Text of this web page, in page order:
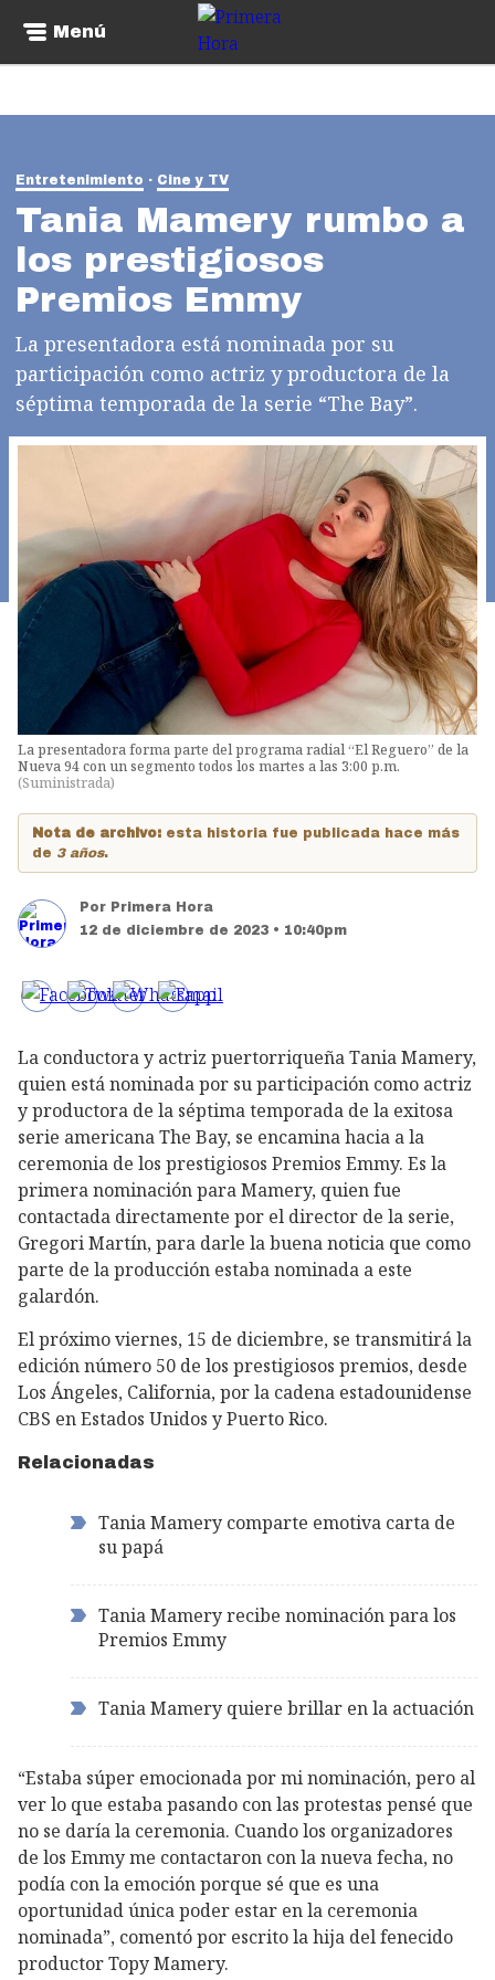
Menú
Entretenimiento Cine y TV
Tania Mamery rumbo a
los prestigiosos
Premios Emmy
La presentadora está nominada por su
participación como actriz y productora de la
séptima temporada de la serie “The Bay”.
La presentadora forma parte del programa radial “El Reguero” de la
Nueva 94 con un segmento todos los martes a las 3:00 p.m.
(Suministrada)
Nota de archivo: esta historia fue publicada hace más
de 3 años.
Por Primera Hora
12 de diciembre de 2023 • 10:40pm
La conductora y actriz puertorriqueña Tania Mamery,
quien está nominada por su participación como actriz
y productora de la séptima temporada de la exitosa
serie americana The Bay, se encamina hacia a la
ceremonia de los prestigiosos Premios Emmy. Es la
primera nominación para Mamery, quien fue
contactada directamente por el director de la serie,
Gregori Martín, para darle la buena noticia que como
parte de la producción estaba nominada a este
galardón.
El próximo viernes, 15 de diciembre, se transmitirá la
edición número 50 de los prestigiosos premios, desde
Los Ángeles, California, por la cadena estadounidense
CBS en Estados Unidos y Puerto Rico.
Relacionadas
Tania Mamery comparte emotiva carta de
su papá
Tania Mamery recibe nominación para los
Premios Emmy
Tania Mamery quiere brillar en la actuación
“Estaba súper emocionada por mi nominación, pero al
ver lo que estaba pasando con las protestas pensé que
no se daría la ceremonia. Cuando los organizadores
de los Emmy me contactaron con la nueva fecha, no
podía con la emoción porque sé que es una
oportunidad única poder estar en la ceremonia
nominada”, comentó por escrito la hija del fenecido
productor Topy Mamery.